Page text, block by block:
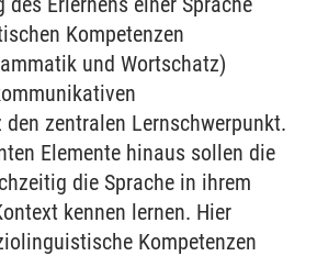
Kompetenzen
und Wortschatz)
den zentralen Lernschwerpunkt.
Elemente hinaus sollen die
die Sprache in ihrem
kennen lernen. Hier
Kompetenzen